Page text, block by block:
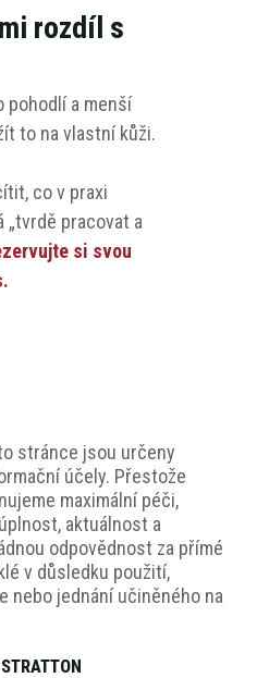
rozdíl s
pohodlí a menší
to na vlastní kůži.
co v praxi
„tvrdě pracovat a
si svou
stránce jsou určeny
účely. Přestože
maximální péči,
aktuálnost a
odpovědnost za přímé
v důsledku použití,
nebo jednání učiněného na